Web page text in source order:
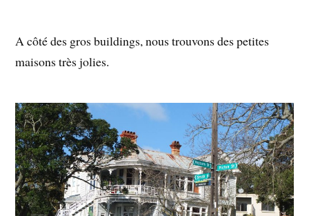
A côté des gros buildings, nous trouvons des petites
maisons très jolies.